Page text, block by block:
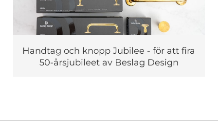
Handtag och knopp Jubilee - för att fira
50-årsjubileet av Beslag Design